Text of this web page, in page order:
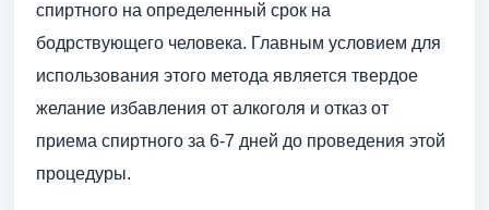
спиртного на определенный срок на
бодрствующего человека. Главным условием для
использования этого метода является твердое
желание избавления от алкоголя и отказ от
приема спиртного за 6-7 дней до проведения этой
процедуры.